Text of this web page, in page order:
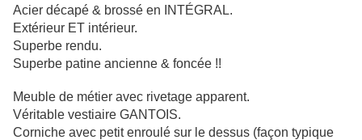
Acier décapé & brossé en INTÉGRAL.
Extérieur ET intérieur.
Superbe rendu.
Superbe patine ancienne & foncée !!
Meuble de métier avec rivetage apparent.
Véritable vestiaire GANTOIS.
Corniche avec petit enroulé sur le dessus (façon typique